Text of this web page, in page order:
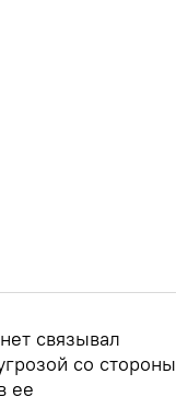
связывал
со стороны
ее